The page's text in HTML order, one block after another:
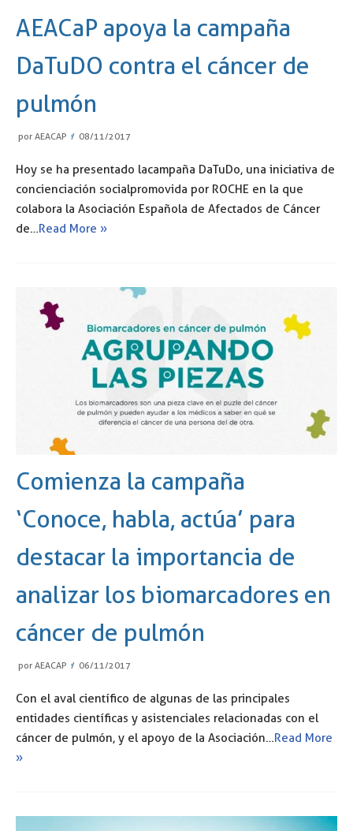
AEACaP apoya la campaña
DaTuDO contra el cáncer de
pulmón
por AEACAP 08/11/2017
Hoy se ha presentado la campaña DaTuDo, una iniciativa de
concienciación social promovida por ROCHE en la que
colabora la Asociación Española de Afectados de Cáncer
de…Read More »
Comienza la campaña
‘Conoce, habla, actúa’ para
destacar la importancia de
analizar los biomarcadores en
cáncer de pulmón
por AEACAP 06/11/2017
Con el aval científico de algunas de las principales
entidades científicas y asistenciales relacionadas con el
cáncer de pulmón, y el apoyo de la Asociación…Read More
»